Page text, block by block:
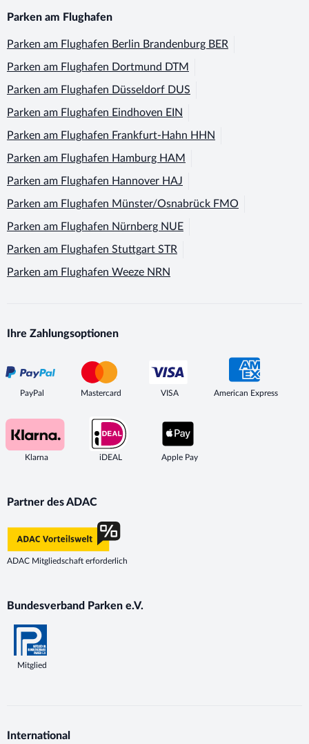
Parken am Flughafen
Parken am Flughafen Berlin Brandenburg BER
Parken am Flughafen Dortmund DTM
Parken am Flughafen Düsseldorf DUS
Parken am Flughafen Eindhoven EIN
Parken am Flughafen Frankfurt-Hahn HHN
Parken am Flughafen Hamburg HAM
Parken am Flughafen Hannover HAJ
Parken am Flughafen Münster/Osnabrück FMO
Parken am Flughafen Nürnberg NUE
Parken am Flughafen Stuttgart STR
Parken am Flughafen Weeze NRN
Ihre Zahlungsoptionen
PayPal Mastercard VISA American Express
Klarna iDEAL Apple Pay
Partner des ADAC
ADAC Mitgliedschaft erforderlich
Bundesverband Parken e.V.
Mitglied
International